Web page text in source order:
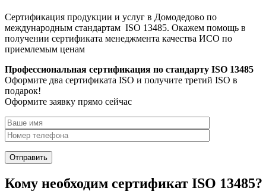
Сертификация продукции и услуг в Домодедово по
международным стандартам ISO 13485. Окажем помощь в
получении сертификата менеджмента качества ИСО по
приемлемым ценам
Профессиональная сертификация по стандарту ISO 13485
Оформите два сертификата ISO и получите третий ISO в
подарок!
Оформите заявку прямо сейчас
Кому необходим сертификат ISO 13485?